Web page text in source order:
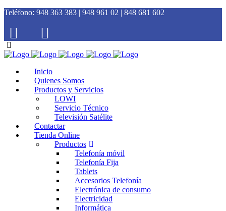
Teléfono: 948 363 383 | 948 961 02 | 848 681 602
Inicio
Quienes Somos
Productos y Servicios
LOWI
Servicio Técnico
Televisión Satélite
Contactar
Tienda Online
Productos
Telefonía móvil
Telefonía Fija
Tablets
Accesorios Telefonía
Electrónica de consumo
Electricidad
Informática